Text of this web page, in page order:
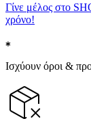
Γίνε μέλος στο
χρόνο!
Ισχύουν όροι &